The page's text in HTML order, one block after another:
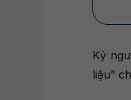
Kỷ
liệu”